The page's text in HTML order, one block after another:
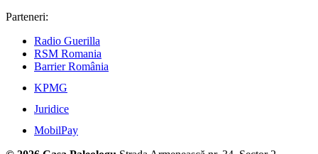
Parteneri:
Radio Guerilla
RSM Romania
Barrier România
KPMG
Juridice
MobilPay